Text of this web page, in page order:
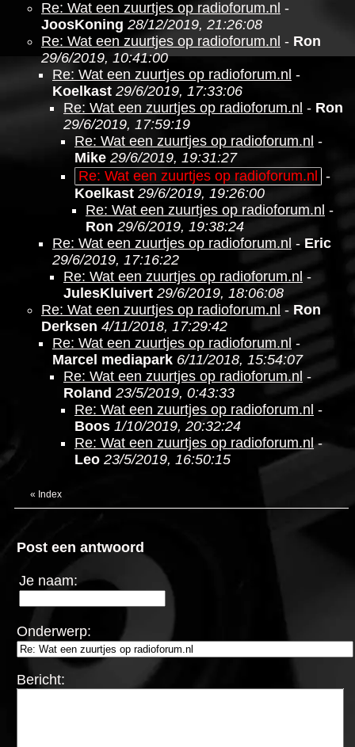
Re: Wat een zuurtjes op radioforum.nl -
JoosKoning 28/12/2019, 21:26:08
Re: Wat een zuurtjes op radioforum.nl - Ron
29/6/2019, 10:41:00
Re: Wat een zuurtjes op radioforum.nl -
Koelkast 29/6/2019, 17:33:06
Re: Wat een zuurtjes op radioforum.nl - Ron
29/6/2019, 17:59:19
Re: Wat een zuurtjes op radioforum.nl -
Mike 29/6/2019, 19:31:27
Re: Wat een zuurtjes op radioforum.nl
-
Koelkast 29/6/2019, 19:26:00
Re: Wat een zuurtjes op radioforum.nl -
Ron 29/6/2019, 19:38:24
Re: Wat een zuurtjes op radioforum.nl - Eric
29/6/2019, 17:16:22
Re: Wat een zuurtjes op radioforum.nl -
JulesKluivert 29/6/2019, 18:06:08
Re: Wat een zuurtjes op radioforum.nl - Ron
Derksen 4/11/2018, 17:29:42
Re: Wat een zuurtjes op radioforum.nl -
Marcel mediapark 6/11/2018, 15:54:07
Re: Wat een zuurtjes op radioforum.nl -
Roland 23/5/2019, 0:43:33
Re: Wat een zuurtjes op radioforum.nl -
Boos 1/10/2019, 20:32:24
Re: Wat een zuurtjes op radioforum.nl-
Leo 23/5/2019, 16:50:15
« Index
Post een antwoord
Je naam:
Onderwerp:
Bericht: